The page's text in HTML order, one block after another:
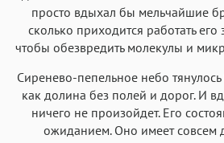
просто вдыхал бы мельчайшие
сколько приходится работать
чтобы обезвредить молекулы и
Сиренево-пепельное небо
как долина без полей и дорог. И
ничего не произойдет. Его
ожиданием. Оно имеет совсем